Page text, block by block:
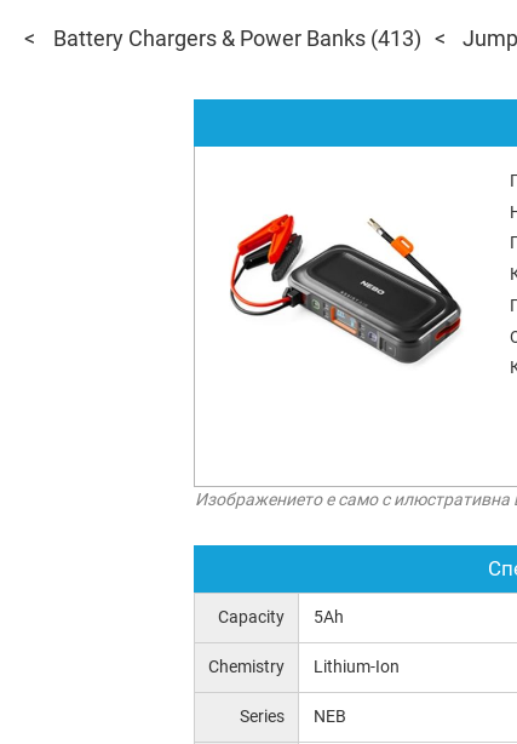
Battery Chargers & Power Banks (413)
Изображението е само с илюстративна
Capacity 5Ah
Chemistry Lithium-Ion
Series NEB